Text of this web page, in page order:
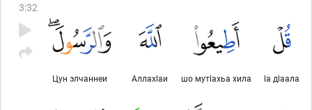
3:32
lа дlаала
шо мутlахьа хила
Аллахlаи
Цун элчаннеи